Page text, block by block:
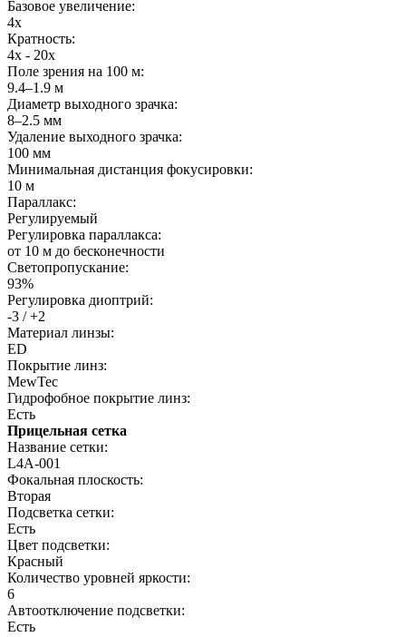
Базовое увеличение:
4x
Кратность:
4x - 20x
Поле зрения на 100 м:
9.4–1.9 м
Диаметр выходного зрачка:
8–2.5 мм
Удаление выходного зрачка:
100 мм
Минимальная дистанция фокусировки:
10 м
Параллакс:
Регулируемый
Регулировка параллакса:
от 10 м до бесконечности
Светопропускание:
93%
Регулировка диоптрий:
-3 / +2
Материал линзы:
ED
Покрытие линз:
MewTec
Гидрофобное покрытие линз:
Есть
Прицельная сетка
Название сетки:
L4A-001
Фокальная плоскость:
Вторая
Подсветка сетки:
Есть
Цвет подсветки:
Красный
Количество уровней яркости:
6
Автоотключение подсветки:
Есть